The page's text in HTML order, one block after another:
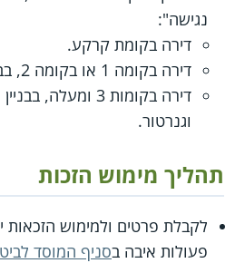
נגישה":
דירה בקומת קרקע.
דירה בקומה 1 או בקומה 2, בבניין עם מעלית.
וגנרטור.
תהליך מימוש הזכות
לקבלת פרטים ולמימוש
פעולות איבה בסניף המוסד